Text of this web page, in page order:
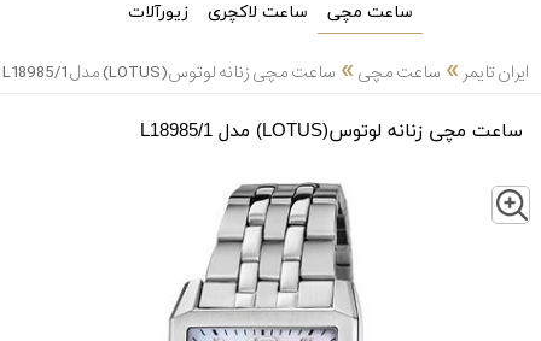
ساعت مچی ساعت لاکچری زیورآلات
ایران تایمر » ساعت مچی» ساعت مچی زنانه لوتوس(LOTUS) مدل L18985/1
ساعت مچی زنانه لوتوس(LOTUS) مدل L18985/1